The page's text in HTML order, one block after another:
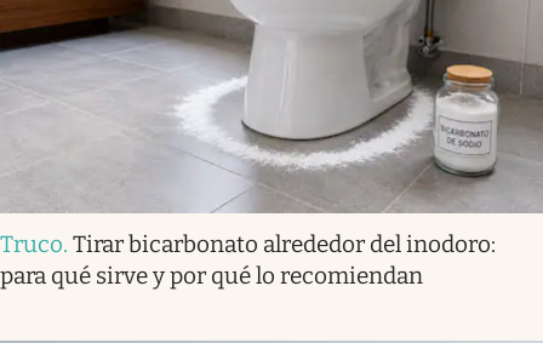
Truco. Tirar bicarbonato alrededor del inodoro:
para qué sirve y por qué lo recomiendan